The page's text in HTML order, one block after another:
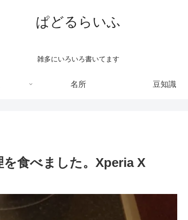
ぱどるらいふ
雑多にいろいろ書いてます
名所 豆知識
食べました。Xperia X